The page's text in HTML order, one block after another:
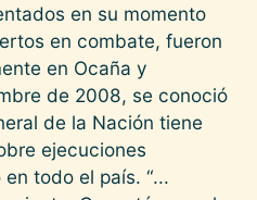
en su momento
en combate, fueron
en Ocaña y
de 2008, se conoció
de la Nación tiene
ejecuciones
todo el país. “...